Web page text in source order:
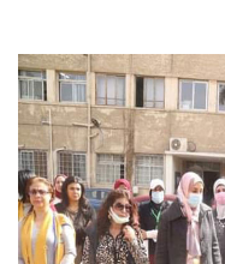
تواصل معنا
الطلاب
هيئة التدريس